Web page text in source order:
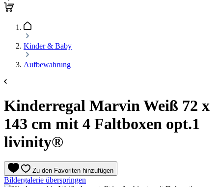
Kinder & Baby
Aufbewahrung
Kinderregal Marvin Weiß 72 x
143 cm mit 4 Faltboxen opt.1
livinity®
Zu den Favoriten hinzufügen
Bildergalerie überspringen